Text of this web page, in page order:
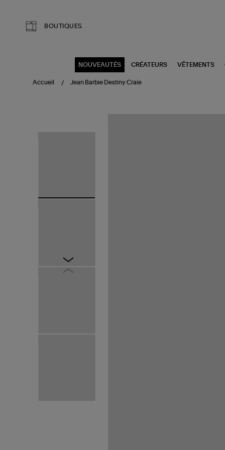
BOUTIQUES
NOUVEAUTÉS CRÉATEURS VÊTEMENTS
Accueil Jean Barbie Destiny Craie